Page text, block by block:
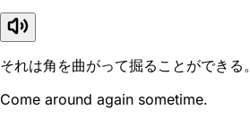
それは角を曲がって掘ることができる。
Come around again sometime.